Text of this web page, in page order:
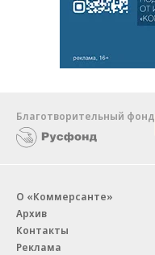
Благотворительный фонд
О «Коммерсанте»
Архив
Контакты
Реклама